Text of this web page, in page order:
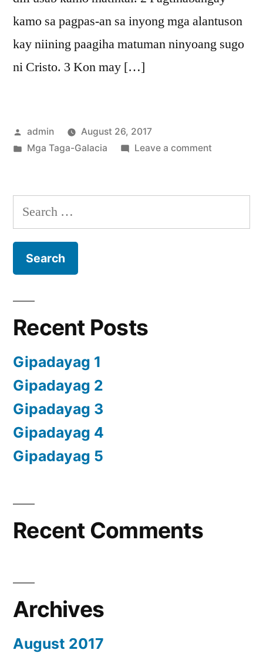
kamo sa pagpas-an sa inyong mga alantuson
kay niining paagiha matuman ninyoang sugo
ni Cristo. 3 Kon may […]
Posted
by
admin
August 26, 2017
Posted
Mga Taga-Galacia Leave a commenton
Galacia
Search
for:
Recent Posts
Gipadayag 1
Gipadayag 2
Gipadayag 3
Gipadayag 4
Gipadayag 5
Recent Comments
Archives
August 2017